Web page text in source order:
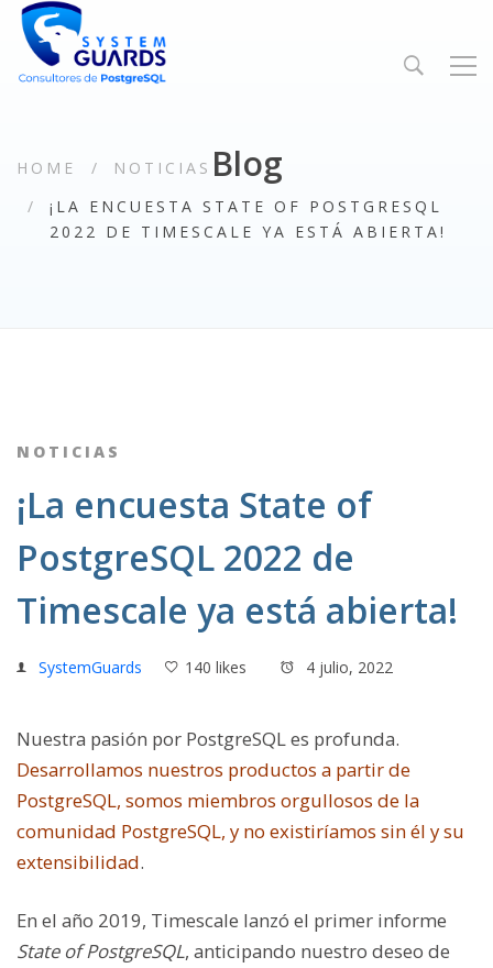
Blog
HOME
NOTICIAS
¡LA ENCUESTA STATE OF POSTGRESQL
2022 DE TIMESCALE YA ESTÁ ABIERTA!
NOTICIAS
¡La encuesta State of
PostgreSQL 2022 de
Timescale ya está abierta!
SystemGuards 140 likes 4 julio, 2022
Nuestra pasión por PostgreSQL es profunda.
Desarrollamos nuestros productos a partir de
PostgreSQL, somos miembros orgullosos de la
comunidad PostgreSQL, y no existiríamos sin él y su
extensibilidad.
En el año 2019, Timescale lanzó el primer informe
State of PostgreSQL, anticipando nuestro deseo de